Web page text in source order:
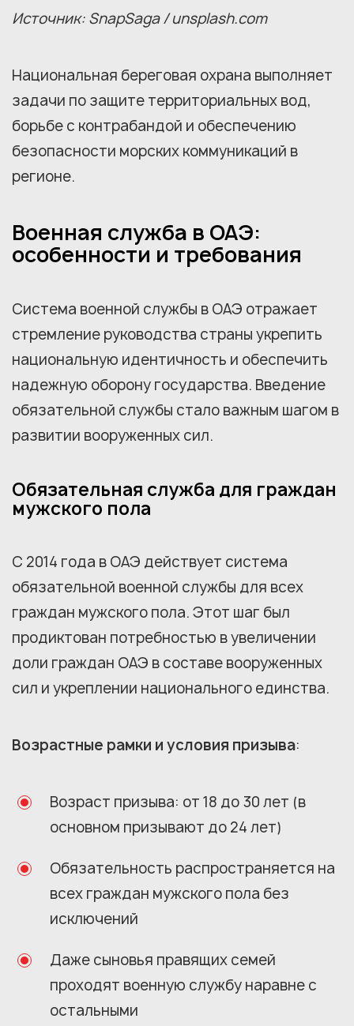
Источник: SnapSaga / unsplash.com
Национальная береговая охрана выполняет
задачи по защите территориальных вод,
борьбе с контрабандой и обеспечению
безопасности морских коммуникаций в
регионе.
Военная служба в ОАЭ:
особенности и требования
Система военной службы в ОАЭ отражает
стремление руководства страны укрепить
национальную идентичность и обеспечить
надежную оборону государства. Введение
обязательной службы стало важным шагом в
развитии вооруженных сил.
Обязательная служба для граждан
мужского пола
С 2014 года в ОАЭ действует система
обязательной военной службы для всех
граждан мужского пола. Этот шаг был
продиктован потребностью в увеличении
доли граждан ОАЭ в составе вооруженных
сил и укреплении национального единства.
Возрастные рамки и условия призыва:
Возраст призыва: от 18 до 30 лет (в
основном призывают до 24 лет)
Обязательность распространяется на
всех граждан мужского пола без
исключений
Даже сыновья правящих семей
проходят военную службу наравне с
остальными